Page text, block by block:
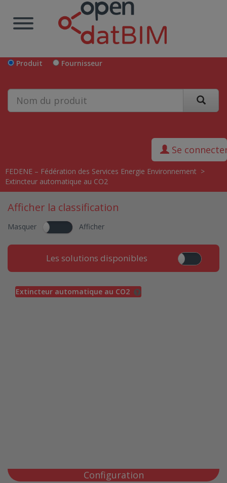
Produit Fournisseur
Se
FEDENE – Fédération des Services Energie Environnement >
Extincteur automatique au CO2
Afficher la classification
Masquer Afficher
Les solutions disponibles
Extincteur automatique au CO2
Configuration